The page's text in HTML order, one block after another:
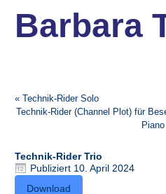
Barbara
«Technik-Rider Solo
Technik-Rider (Channel Plot) für
Piano
Technik-Rider Trio
Publiziert 10. April 2024
Download